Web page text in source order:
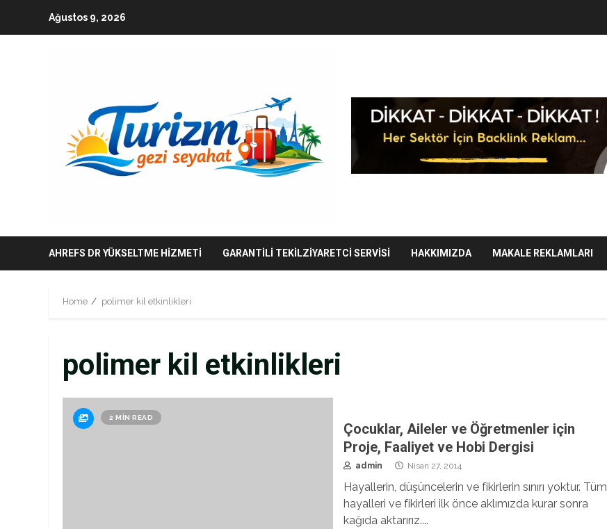
Ağustos 9, 2026
AHREFS DR YÜKSELTME HIZMETI GARANTILI TEKILZIYARETCI SERVISI HAKKIMIZDA MAKALE REKLAMLARI
Home polimer kil etkinlikleri
polimer kil etkinlikleri
2 MIN READ
Çocuklar, Aileler ve Öğretmenler için
Proje, Faaliyet ve Hobi Dergisi
admin Nisan 27, 2014
Hayallerin, düşüncelerin ve fikirlerin sınırı yoktur. Tüm
hayalleri ve fikirleri ilk önce aklımızda kurar sonra
kağıda aktarırız....